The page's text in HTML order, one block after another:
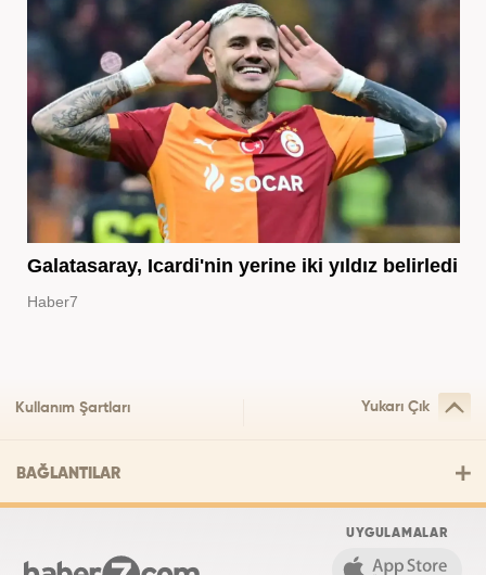
Galatasaray, Icardi'nin yerine iki yıldız belirledi
Haber7
Kullanım Şartları Yukarı Çık
BAĞLANTILAR
UYGULAMALAR